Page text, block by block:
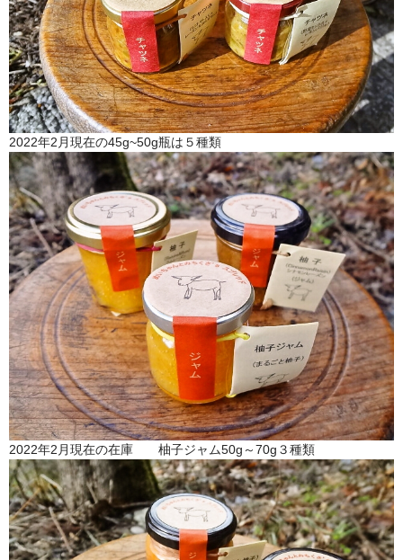
白磁動物豆皿
野菜豆皿
豆鉢
ブローチ
波佐見焼
同梱におすすめ
商品一覧
お支払方法・配送方法・送料について
会員ログインページ
お問い合わせ
送料について
2022年2月現在の45g~50g瓶は５種類
2022年2月現在の在庫 柚子ジャム50g～70g３種類